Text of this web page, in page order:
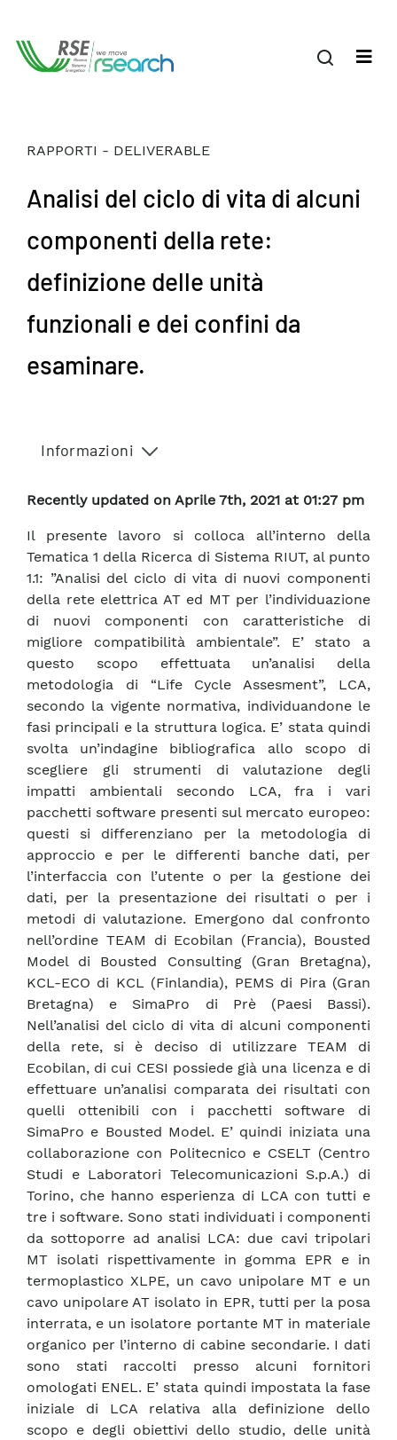
RAPPORTI - DELIVERABLE
Analisi del ciclo di vita di alcuni
componenti della rete:
definizione delle unità
funzionali e dei confini da
esaminare.
Informazioni
Recently updated on Aprile 7th, 2021 at 01:27 pm
Il presente lavoro si colloca all’interno della
Tematica 1 della Ricerca di Sistema RIUT, al punto
1.1: ”Analisi del ciclo di vita di nuovi componenti
della rete elettrica AT ed MT per l’individuazione
di nuovi componenti con caratteristiche di
migliore compatibilità ambientale”. E’ stato a
questo scopo effettuata un’analisi della
metodologia di “Life Cycle Assesment”, LCA,
secondo la vigente normativa, individuandone le
fasi principali e la struttura logica. E’ stata quindi
svolta un’indagine bibliografica allo scopo di
scegliere gli strumenti di valutazione degli
impatti ambientali secondo LCA, fra i vari
pacchetti software presenti sul mercato europeo:
questi si differenziano per la metodologia di
approccio e per le differenti banche dati, per
l’interfaccia con l’utente o per la gestione dei
dati, per la presentazione dei risultati o per i
metodi di valutazione. Emergono dal confronto
nell’ordine TEAM di Ecobilan (Francia), Bousted
Model di Bousted Consulting (Gran Bretagna),
KCL-ECO di KCL (Finlandia), PEMS di Pira (Gran
Bretagna) e SimaPro di Prè (Paesi Bassi).
Nell’analisi del ciclo di vita di alcuni componenti
della rete, si è deciso di utilizzare TEAM di
Ecobilan, di cui CESI possiede già una licenza e di
effettuare un’analisi comparata dei risultati con
quelli ottenibili con i pacchetti software di
SimaPro e Bousted Model. E’ quindi iniziata una
collaborazione con Politecnico e CSELT (Centro
Studi e Laboratori Telecomunicazioni S.p.A.) di
Torino, che hanno esperienza di LCA con tutti e
tre i software. Sono stati individuati i componenti
da sottoporre ad analisi LCA: due cavi tripolari
MT isolati rispettivamente in gomma EPR e in
termoplastico XLPE, un cavo unipolare MT e un
cavo unipolare AT isolato in EPR, tutti per la posa
interrata, e un isolatore portante MT in materiale
organico per l’interno di cabine secondarie. I dati
sono stati raccolti presso alcuni fornitori
omologati ENEL. E’ stata quindi impostata la fase
iniziale di LCA relativa alla definizione dello
scopo e degli obiettivi dello studio, delle unità